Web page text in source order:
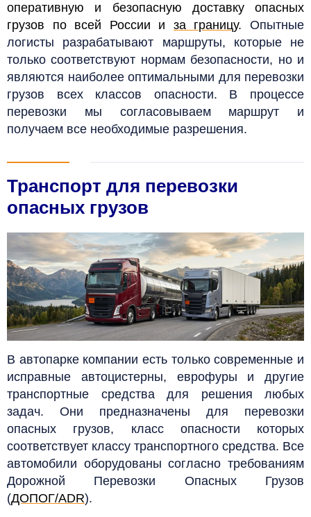
оперативную и безопасную доставку опасных
грузов по всей России и за границу. Опытные
логисты разрабатывают маршруты, которые не
только соответствуют нормам безопасности, но и
являются наиболее оптимальными для перевозки
грузов всех классов опасности. В процессе
перевозки мы согласовываем маршрут и
получаем все необходимые разрешения.
Транспорт для перевозки
опасных грузов
В автопарке компании есть только современные и
исправные автоцистерны, еврофуры и другие
транспортные средства для решения любых
задач.
Они предназначены для перевозки
опасных грузов, класс опасности которых
соответствует классу транспортного средства. Все
автомобили оборудованы согласно требованиям
Дорожной Перевозки Опасных Грузов
(ДОПОГ/ADR).